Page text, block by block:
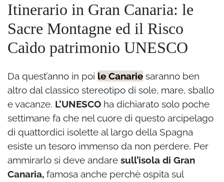
Itinerario in Gran Canaria: le
Sacre Montagne ed il Risco
Caìdo patrimonio UNESCO
Da quest’anno in poi le Canarie saranno ben
altro dal classico stereotipo di sole, mare, sballo
e vacanze. L’UNESCO ha dichiarato solo poche
settimane fa che nel cuore di questo arcipelago
di quattordici isolette al largo della Spagna
esiste un tesoro immenso da non perdere. Per
ammirarlo si deve andare sull’isola di Gran
Canaria, famosa anche perchè ospita sul